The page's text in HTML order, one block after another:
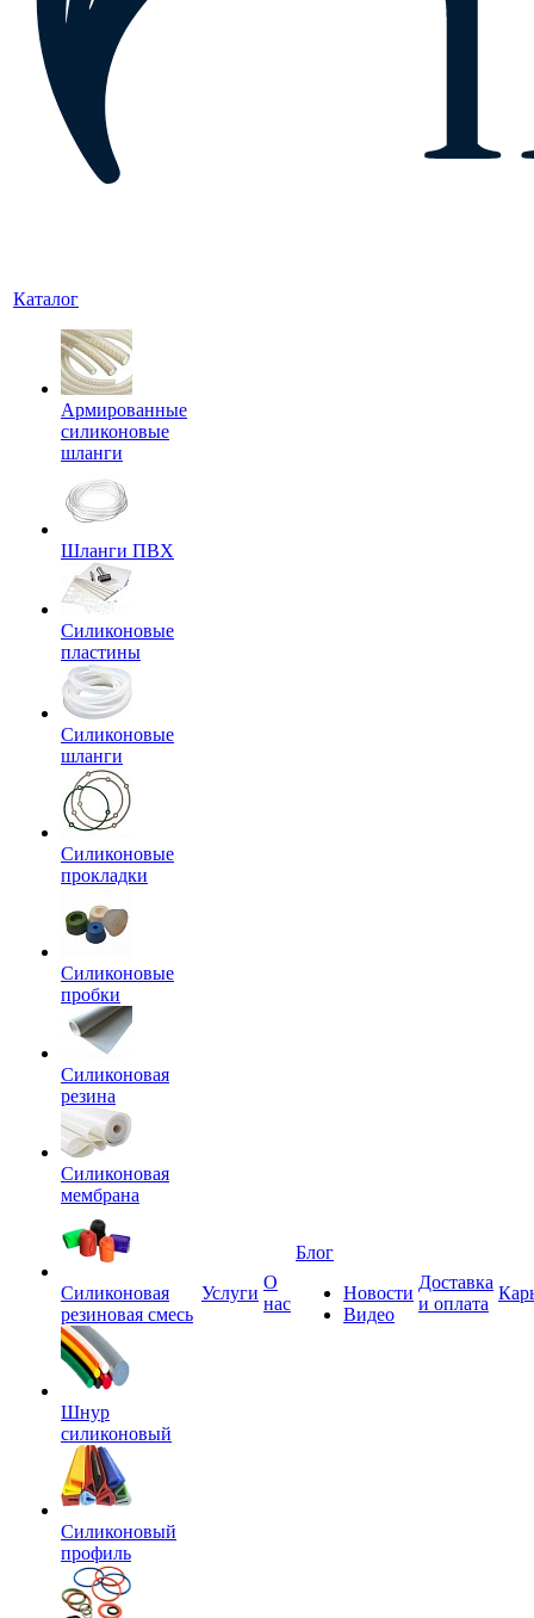
Каталог
Армированные
силиконовые
шланги
Шланги ПВХ
Силиконовые
пластины
Силиконовые
шланги
Силиконовые
прокладки
Силиконовые
пробки
Силиконовая
резина
Силиконовая
мембрана
Силиконовая
резиновая смесь
Шнур
силиконовый
Силиконовый
профиль
Услуги
О
нас
Блог
Новости
Видео
Доставка
и оплата